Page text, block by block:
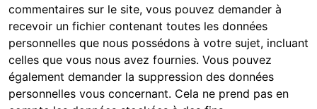
commentaires sur le site, vous pouvez demander à
recevoir un fichier contenant toutes les données
personnelles que nous possédons à votre sujet, incluant
celles que vous nous avez fournies. Vous pouvez
également demander la suppression des données
personnelles vous concernant. Cela ne prend pas en